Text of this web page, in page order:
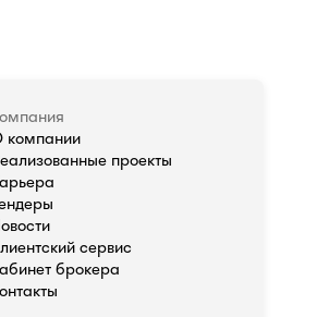
компании
проекты
сервис
брокера